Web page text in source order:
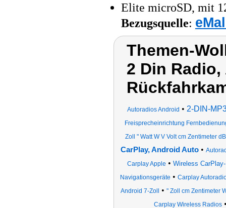
Elite microSD, mit
Bezugsquelle:
Themen-
2 Din
Autoradios Android • 2-DIN-
Freisprecheinrichtung
Zoll " Watt W V Volt cm Zentimeter dB
CarPlay, Android Auto•
Carplay Apple • Wireless
Navigationsgeräte • Carplay
Android 7-Zoll
• " Zoll cm Zentimeter
Carplay Wireless Radios